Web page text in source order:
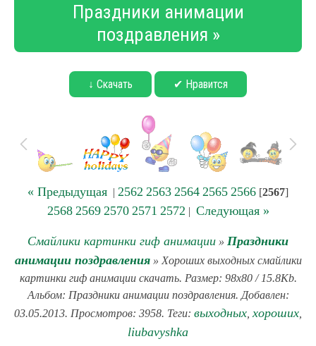
Праздники анимации
поздравления »
↓ Скачать ✔ Нравится
« Предыдущая | 2562 2563 2564 2565 2566 [2567]
2568 2569 2570 2571 2572 | Следующая »
Смайлики картинки гиф анимации » Праздники
анимации поздравления» Хороших выходных смайлики
картинки гиф анимации скачать. Размер: 98x80 / 15.8Kb.
Альбом: Праздники анимации поздравления. Добавлен:
03.05.2013. Просмотров: 3958. Теги: выходных хороших
liubavyshka